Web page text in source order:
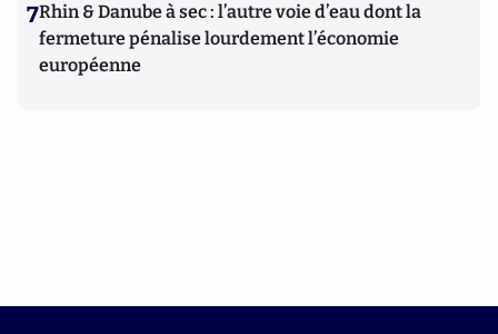
7Rhin & Danube à sec : l’autre voie d’eau dont la
fermeture pénalise lourdement l’économie
européenne